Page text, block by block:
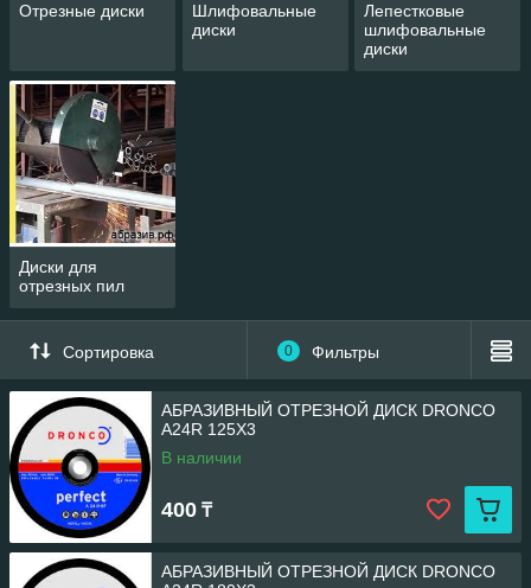
Отрезные диски
Шлифовальные
диски
Лепестковые
шлифовальные
диски
Диски для
отрезных пил
Сортировка 0 Фильтры
АБРАЗИВНЫЙ ОТРЕЗНОЙ ДИСК DRONCO
A24R 125X3
В наличии
400 ₸
АБРАЗИВНЫЙ ОТРЕЗНОЙ ДИСК DRONCO